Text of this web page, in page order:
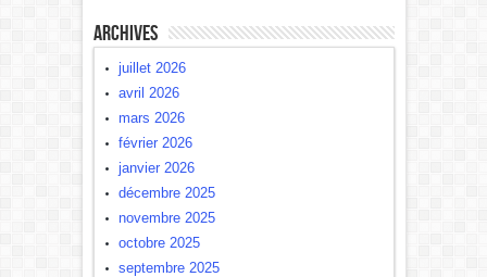
Archives
juillet 2026
avril 2026
mars 2026
février 2026
janvier 2026
décembre 2025
novembre 2025
octobre 2025
septembre 2025